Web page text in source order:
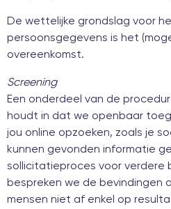
De wettelijke grondslag voor
persoonsgegevens is het
overeenkomst.
Screening
Een onderdeel van de
houdt in dat we openbaar
jou online opzoeken, zoals je
kunnen gevonden informatie
sollicitatieproces voor verdere
bespreken we de bevindingen
mensen niet af enkel op